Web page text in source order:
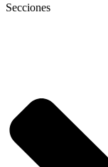
Secciones